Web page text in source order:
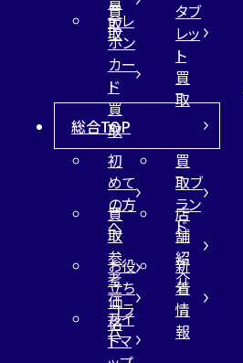
取
買
取
タブ
レッ
ト
買
取
テレ
ホン
カー
ド
買
取
総合TOP
初
めて
の方
へ
買
取ブ
ラン
ド
買
取
参
考
価
格
店
舗
紹
介
お役
立ち
コラ
ム
新
着
情
報
サイ
トマ